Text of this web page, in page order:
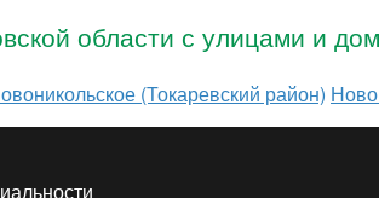
области с улицами и
(Токаревский район)